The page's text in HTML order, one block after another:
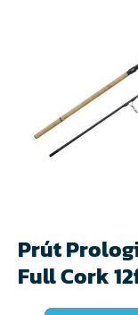
Prút
Full Cork